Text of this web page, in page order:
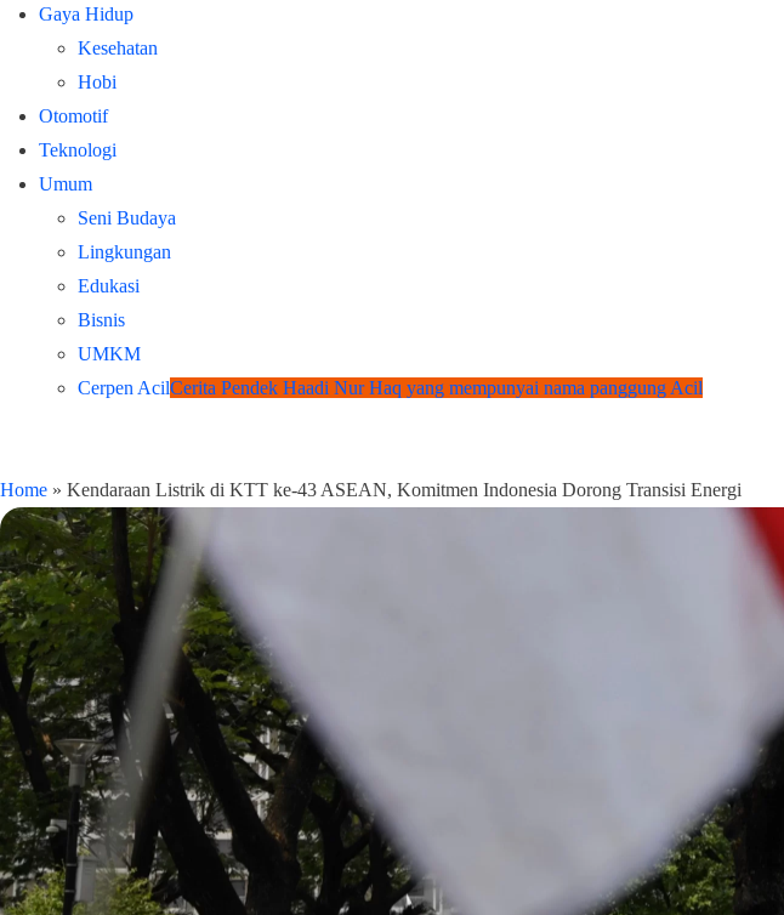
Gaya Hidup
Kesehatan
Hobi
Otomotif
Teknologi
Umum
Seni Budaya
Lingkungan
Edukasi
Bisnis
UMKM
Cerpen AcilCerita Pendek Haadi Nur Haq yang mempunyai nama panggung Acil
Home » Kendaraan Listrik di KTT ke-43 ASEAN, Komitmen Indonesia Dorong Transisi Energi